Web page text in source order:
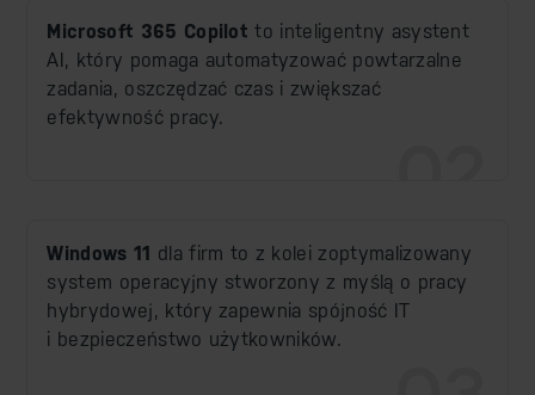
Microsoft 365 Copilot to inteligentny asystent
AI, który pomaga automatyzować powtarzalne
zadania, oszczędzać czas i zwiększać
efektywność pracy.
Windows 11 dla firm to z kolei zoptymalizowany
system operacyjny stworzony z myślą o pracy
hybrydowej, który zapewnia spójność IT
i bezpieczeństwo użytkowników.